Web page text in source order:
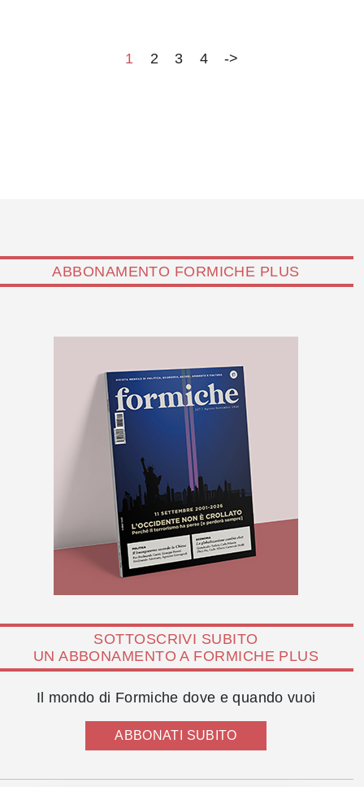
1 2 3 4 ->
ABBONAMENTO FORMICHE PLUS
SOTTOSCRIVI SUBITO
UN ABBONAMENTO A FORMICHE PLUS
Il mondo di Formiche dove e quando vuoi
ABBONATI SUBITO